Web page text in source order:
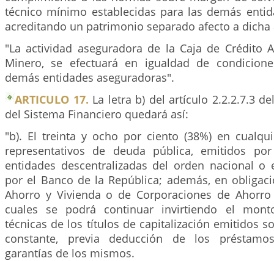
técnico mínimo establecidas para las demás
acreditando un patrimonio separado afecto a dicha
"La actividad aseguradora de la Caja de Crédito
Minero, se efectuará en igualdad de
demás entidades aseguradoras".
ARTICULO 17. La letra b) del artículo 2.2.2.7.3
del Sistema Financiero quedará así:
"b). El treinta y ocho por ciento (38%) en
representativos de deuda pública, emitidos
entidades descentralizadas del orden nacional
por el Banco de la República; además, en
Ahorro y Vivienda o de Corporaciones de
cuales se podrá continuar invirtiendo el
técnicas de los títulos de capitalización emitidos
constante, previa deducción de los
garantías de los mismos.